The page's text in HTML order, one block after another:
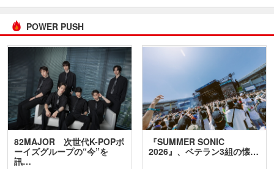
POWER PUSH
82MAJOR 次世代K-POPボ
ーイズグループの“今”を
訊…
『SUMMER SONIC
2026』、ベテラン3組の懐…